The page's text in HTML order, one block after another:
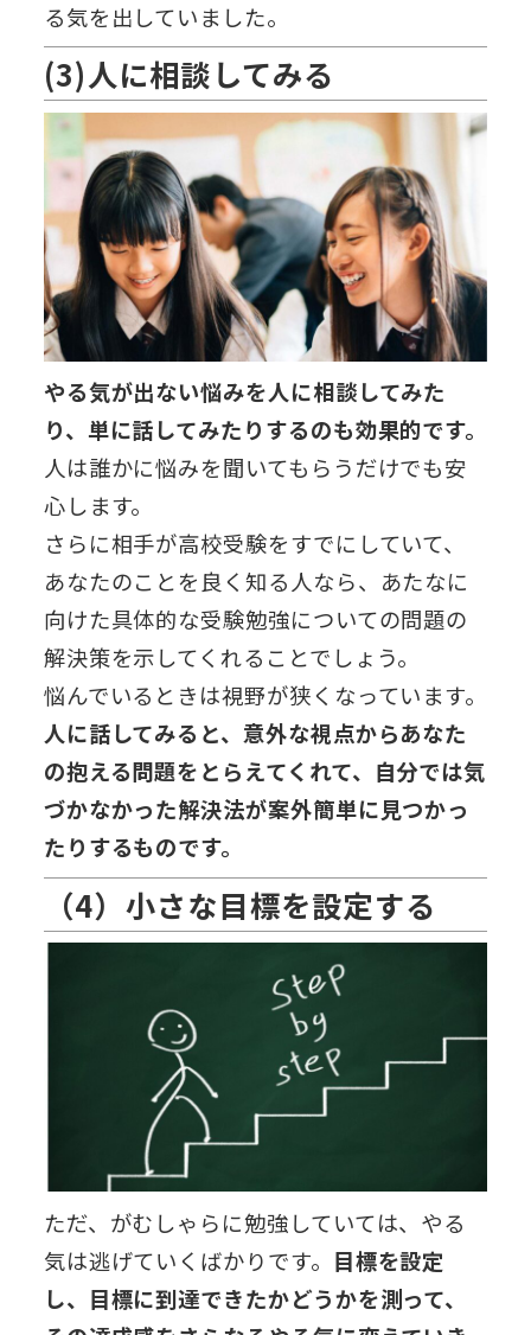
る気を出していました。
(3)人に相談してみる
やる気が出ない悩みを人に相談してみた
り、単に話してみたりするのも効果的です。
人は誰かに悩みを聞いてもらうだけでも安
心します。
さらに相手が高校受験をすでにしていて、
あなたのことを良く知る人なら、あたなに
向けた具体的な受験勉強についての問題の
解決策を示してくれることでしょう。
悩んでいるときは視野が狭くなっています。
人に話してみると、意外な視点からあなた
の抱える問題をとらえてくれて、自分では気
づかなかった解決法が案外簡単に見つかっ
たりするものです。
（4）小さな目標を設定する
ただ、がむしゃらに勉強していては、やる
気は逃げていくばかりです。 目標を設定
し、目標に到達できたかどうかを測って、